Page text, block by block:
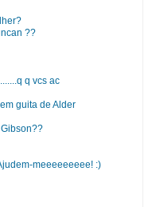
??
q vcs ac
guita de Alder
meeeeeeeee! :)